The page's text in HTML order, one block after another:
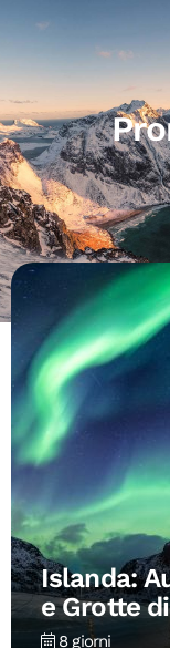
Islanda:
e Grotte
8 giorni